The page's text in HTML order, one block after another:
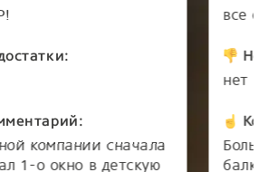
компании сначала
1-о окно в детскую
все
нет